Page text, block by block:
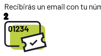
Recibirás un email con tu
2